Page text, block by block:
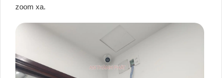
zoom xa.